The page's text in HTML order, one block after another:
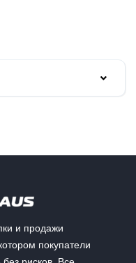
и продажи
покупатели